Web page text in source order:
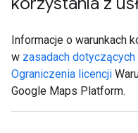
Informacje o warunkach
w zasadach
Ograniczenia licencji
Google Maps Platform.